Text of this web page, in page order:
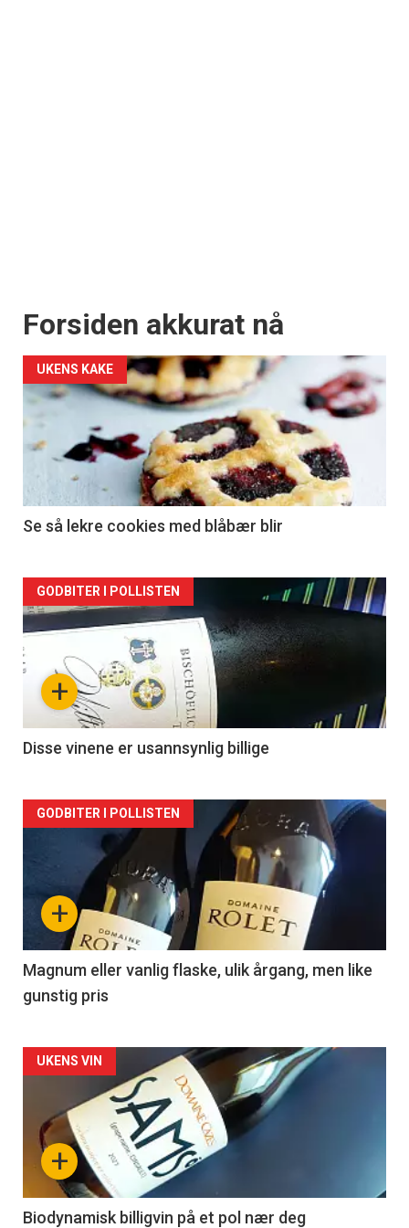
Forsiden akkurat nå
UKENS KAKE
Se så lekre cookies med blåbær blir
Forsiden
akkurat
nå
2
+
GODBITER I POLLISTEN
Disse vinene er usannsynlig billige
Forsiden
akkurat
nå
3
+
GODBITER I POLLISTEN
Magnum eller vanlig flaske, ulik årgang, men like
gunstig pris
Forsiden
akkurat
nå
4
+
UKENS VIN
Biodynamisk billigvin på et pol nær deg